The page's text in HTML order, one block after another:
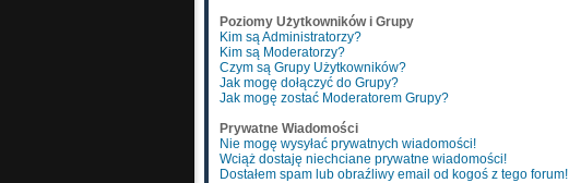
Poziomy Użytkowników i Grupy
Kim są Administratorzy?
Kim są Moderatorzy?
Czym są Grupy Użytkowników?
Jak mogę dołączyć do Grupy?
Jak mogę zostać Moderatorem Grupy?
Prywatne Wiadomości
Nie mogę wysyłać prywatnych wiadomości!
Wciąż dostaję niechciane prywatne wiadomości!
Dostałem spam lub obraźliwy email od kogoś z tego forum!